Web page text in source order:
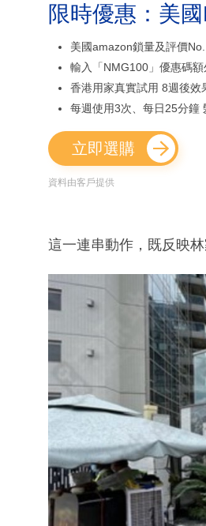
限時優惠：美
美國amazon鎖量及評價No.
輸入「NMG100」優惠碼
香港用家真實試用 8週後效
每週使用3次、每日25分鐘
立即選購
資料由客戶提供
這一連串動作，既反映